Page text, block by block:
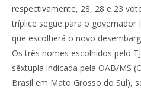
respectivamente, 28, 28 e 23
tríplice segue para o governador
que escolherá o novo
Os três nomes escolhidos pelo
sêxtupla indicada pela OAB/MS
Brasil em Mato Grosso do Sul),